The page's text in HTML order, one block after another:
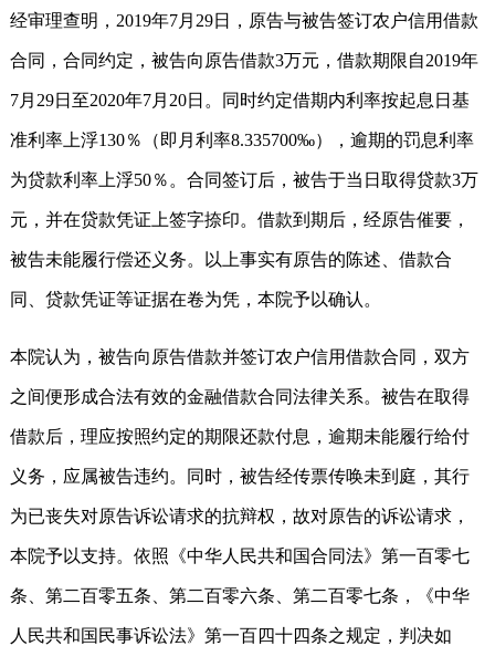
经审理查明，2019年7月29日，原告与被告签订农户信用借款
合同，合同约定，被告向原告借款3万元，借款期限自2019年
7月29日至2020年7月20日。同时约定借期内利率按起息日基
准利率上浮130％（即月利率8.335700‰），逾期的罚息利率
为贷款利率上浮50％。合同签订后，被告于当日取得贷款3万
元，并在贷款凭证上签字捺印。借款到期后，经原告催要，
被告未能履行偿还义务。以上事实有原告的陈述、借款合
同、贷款凭证等证据在卷为凭，本院予以确认。
本院认为，被告向原告借款并签订农户信用借款合同，双方
之间便形成合法有效的金融借款合同法律关系。被告在取得
借款后，理应按照约定的期限还款付息，逾期未能履行给付
义务，应属被告违约。同时，被告经传票传唤未到庭，其行
为已丧失对原告诉讼请求的抗辩权，故对原告的诉讼请求，
本院予以支持。依照《中华人民共和国合同法》第一百零七
条、第二百零五条、第二百零六条、第二百零七条，《中华
人民共和国民事诉讼法》第一百四十四条之规定，判决如